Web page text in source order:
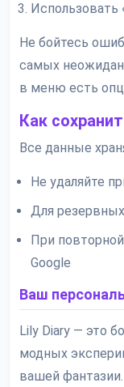
Не бойтесь
самых
в меню есть
Как
Все данные
Не удаляйте
Для
При
Google
Ваш
Lily Diary — это
модных
вашей